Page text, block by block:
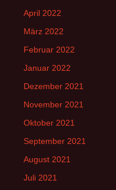
April 2022
März 2022
Februar 2022
Januar 2022
Dezember 2021
November 2021
Oktober 2021
September 2021
August 2021
Juli 2021